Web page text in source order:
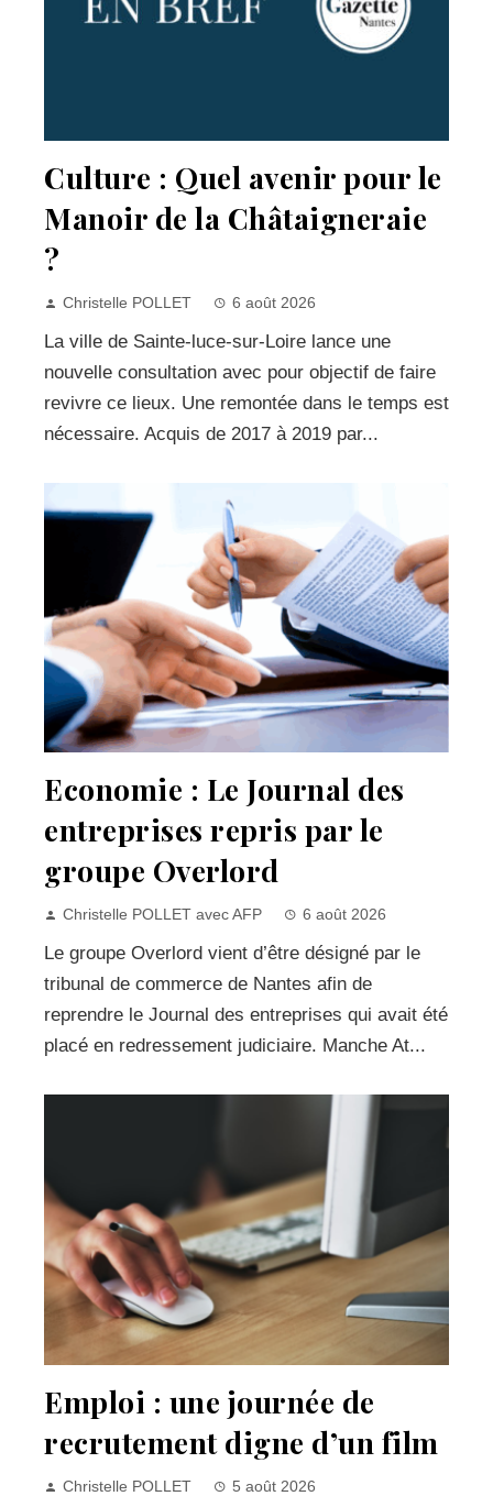
Culture : Quel avenir pour le
Manoir de la Châtaigneraie
?
Christelle POLLET 6 août 2026
La ville de Sainte-luce-sur-Loire lance une
nouvelle consultation avec pour objectif de faire
revivre ce lieux. Une remontée dans le temps est
nécessaire. Acquis de 2017 à 2019 par...
Economie : Le Journal des
entreprises repris par le
groupe Overlord
Christelle POLLET avec AFP 6 août 2026
Le groupe Overlord vient d’être désigné par le
tribunal de commerce de Nantes afin de
reprendre le Journal des entreprises qui avait été
placé en redressement judiciaire. Manche At...
Emploi : une journée de
recrutement digne d’un film
Christelle POLLET 5 août 2026